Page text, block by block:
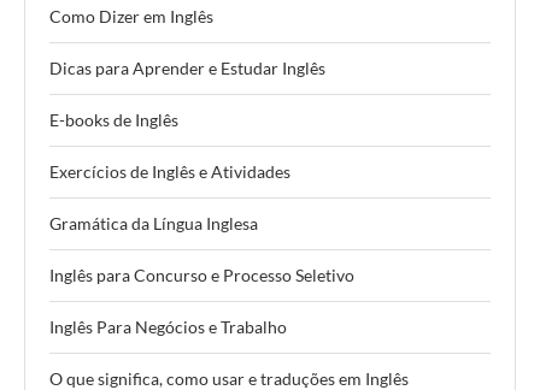
Como Dizer em Inglês
Dicas para Aprender e Estudar Inglês
E-books de Inglês
Exercícios de Inglês e Atividades
Gramática da Língua Inglesa
Inglês para Concurso e Processo Seletivo
Inglês Para Negócios e Trabalho
O que significa, como usar e traduções em Inglês